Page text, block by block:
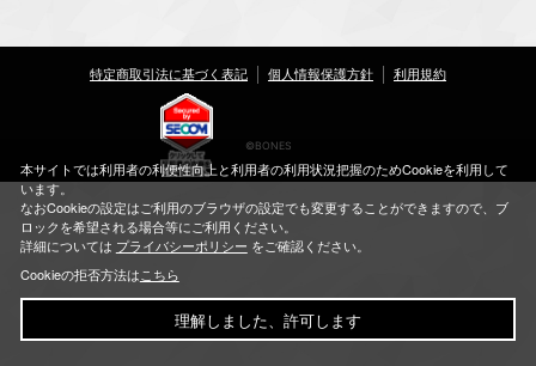
特定商取引法に基づく表記 個人情報保護方針 利用規約
©BONES
本サイトでは利用者の利便性向上と利用者の利用状況把握のためCookieを利用して
います。
なおCookieの設定はご利用のブラウザの設定でも変更することができますので、ブ
ロックを希望される場合等にご利用ください。
詳細については プライバシーポリシー をご確認ください。
Cookieの拒否方法はこちら
理解しました、許可します